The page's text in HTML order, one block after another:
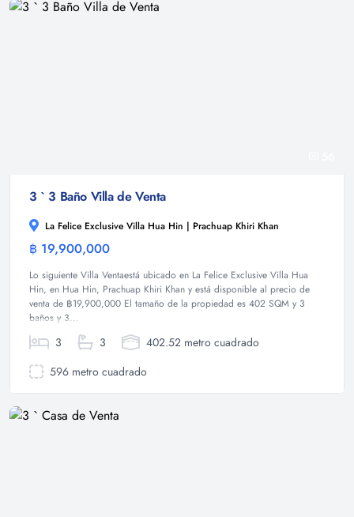
3 ` 3 Baño Villa de Venta
La Felice Exclusive Villa Hua Hin | Prachuap Khiri Khan
฿ 19,900,000
Lo siguiente Villa Ventaestá ubicado en La Felice Exclusive Villa Hua
Hin, en Hua Hin, Prachuap Khiri Khan y está disponible al precio de
venta de ฿19,900,000 El tamaño de la propiedad es 402 SQM y 3
baños y 3...
3 3
402.52 metro cuadrado
596 metro cuadrado